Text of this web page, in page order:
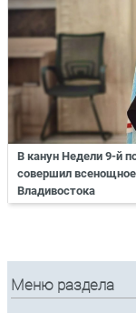
В канун Недели 9-й
совершил
Владивостока
Меню раздела